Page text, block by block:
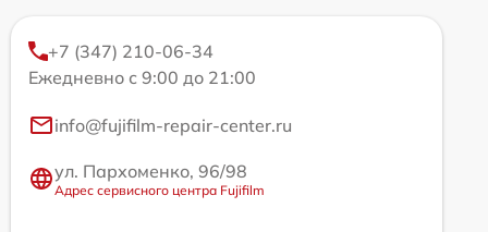
+7 (347) 210-06-34
Ежедневно с 9:00 до 21:00
info@fujifilm-repair-center.ru
ул. Пархоменко, 96/98
Адрес сервисного центра Fujifilm